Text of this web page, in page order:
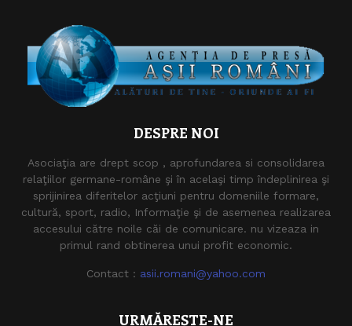
DESPRE NOI
Asociaţia are drept scop , aprofundarea si consolidarea
relaţiilor germane-române şi în acelaşi timp îndeplinirea şi
sprijinirea diferitelor acţiuni pentru domeniile formare,
cultură, sport, radio, Informaţie şi de asemenea realizarea
accesului către noile căi de comunicare. nu vizeaza in
primul rand obtinerea unui profit economic.
Contact : asii.romani@yahoo.com
URMĂREȘTE-NE